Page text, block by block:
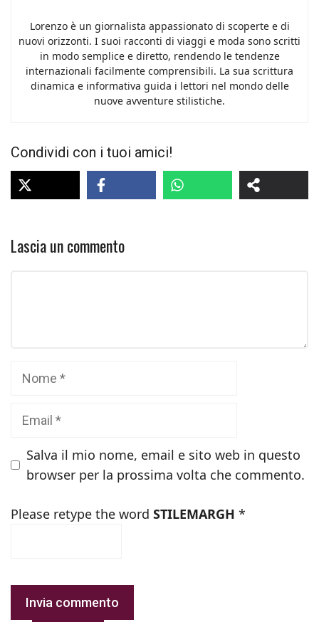
Lorenzo è un giornalista appassionato di scoperte e di
nuovi orizzonti. I suoi racconti di viaggi e moda sono scritti
in modo semplice e diretto, rendendo le tendenze
internazionali facilmente comprensibili. La sua scrittura
dinamica e informativa guida i lettori nel mondo delle
nuove avventure stilistiche.
Condividi con i tuoi amici!
Lascia un commento
Salva il mio nome, email e sito web in questo
browser per la prossima volta che commento.
Please retype the word STILEMARGH *